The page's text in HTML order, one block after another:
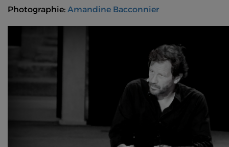
Photographie: Amandine Bacconnier